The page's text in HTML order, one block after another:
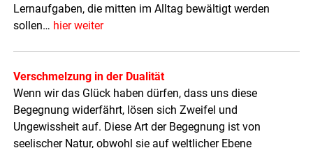
Lernaufgaben, die mitten im Alltag bewältigt werden
sollen… hier weiter
Verschmelzung in der Dualität
Wenn wir das Glück haben dürfen, dass uns diese
Begegnung widerfährt, lösen sich Zweifel und
Ungewissheit auf. Diese Art der Begegnung ist von
seelischer Natur, obwohl sie auf weltlicher Ebene